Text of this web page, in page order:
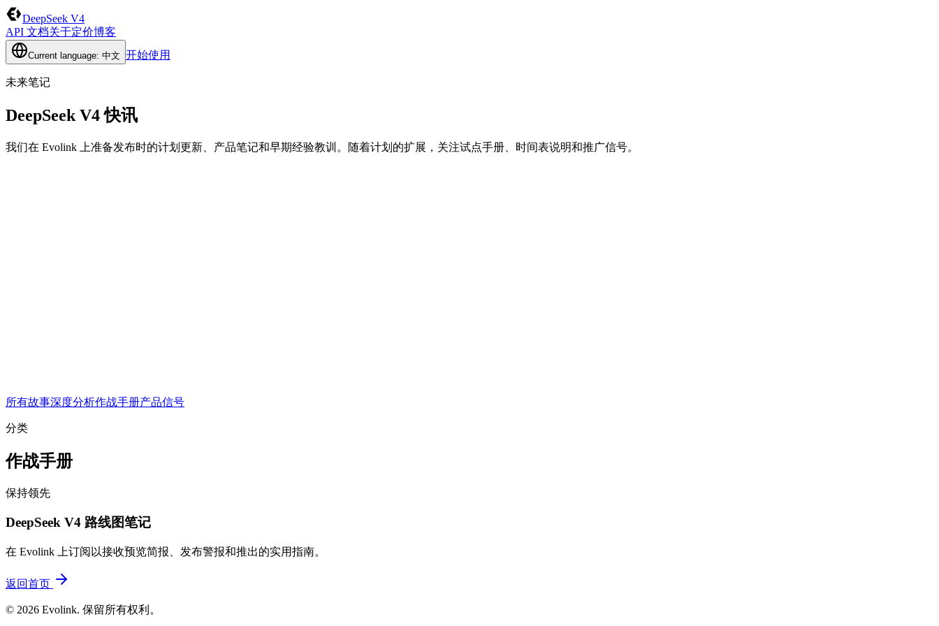
DeepSeek V4
API 文档关于定价博客
Current language: 中文 开始使用
未来笔记
DeepSeek V4 快讯
我们在 Evolink 上准备发布时的计划更新、产品笔记和早期经验教训。随着计划的扩展，关注试点手册、时间表说明和推广信号。
所有故事深度分析作战手册产品信号
分类
作战手册
保持领先
DeepSeek V4 路线图笔记
在 Evolink 上订阅以接收预览简报、发布警报和推出的实用指南。
返回首页
© 2026 Evolink. 保留所有权利。